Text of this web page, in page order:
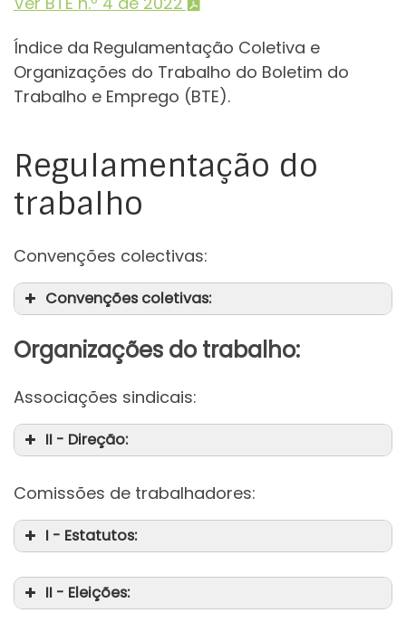
Índice da Regulamentação Coletiva e
Organizações do Trabalho do Boletim do
Trabalho e Emprego (BTE).
Regulamentação do
trabalho
Convenções colectivas:
Convenções coletivas:
Organizações do trabalho:
Associações sindicais:
II - Direção:
Comissões de trabalhadores:
I - Estatutos:
da
II - Eleições: